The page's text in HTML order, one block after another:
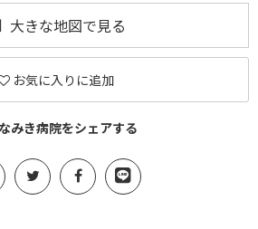
大きな地図で見る
お気に入りに追加
みき病院をシェアする